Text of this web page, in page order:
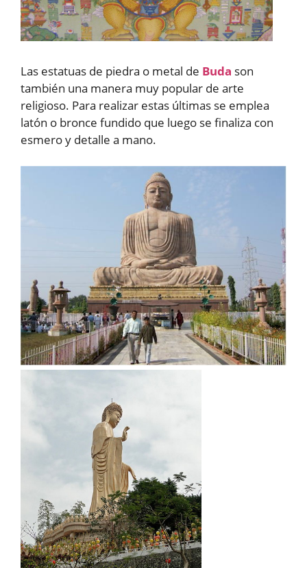
Las estatuas de piedra o metal de Buda son
también una manera muy popular de arte
religioso. Para realizar estas últimas se emplea
latón o bronce fundido que luego se finaliza con
esmero y detalle a mano.